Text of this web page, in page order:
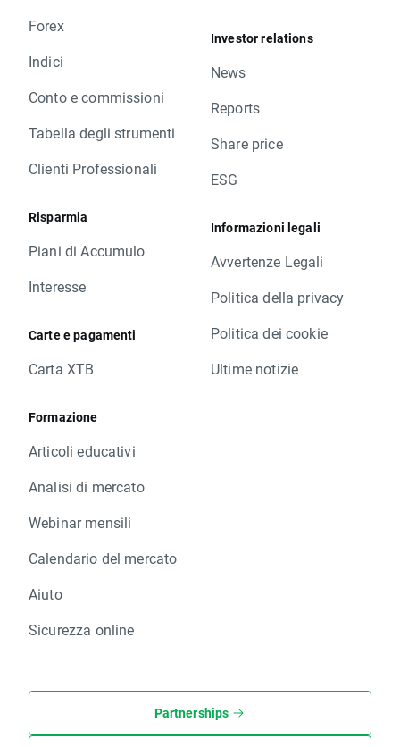
Forex
Indici
Conto e commissioni
Tabella degli strumenti
Clienti Professionali
Risparmia
Piani di Accumulo
Interesse
Carte e pagamenti
Carta XTB
Formazione
Articoli educativi
Analisi di mercato
Webinar mensili
Calendario del mercato
Aiuto
Sicurezza online
Investor relations
News
Reports
Share price
ESG
Informazioni legali
Avvertenze Legali
Politica della privacy
Politica dei cookie
Ultime notizie
Partnerships